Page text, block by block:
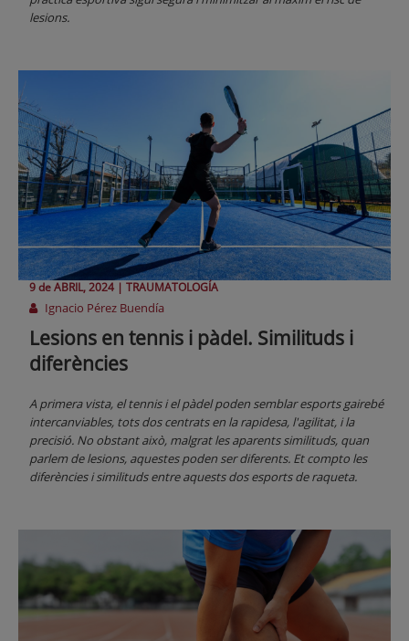
lesions.
9 deABRIL, 2024 | TRAUMATOLOGÍA
Ignacio Pérez Buendía
Lesions en tennis i pàdel. Similituds i
diferències
A primera vista, el tennis i el pàdel poden semblar esports gairebé
intercanviables, tots dos centrats en la rapidesa, l'agilitat, i la
precisió. No obstant això, malgrat les aparents similituds, quan
parlem de lesions, aquestes poden ser diferents. Et compto les
diferències i similituds entre aquests dos esports de raqueta.